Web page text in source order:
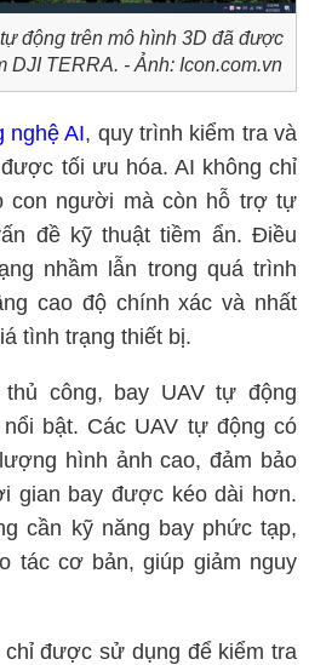
động trên mô hình 3D đã được
DJI TERRA. - Ảnh: Icon.com.vn
nghệ AI, quy trình kiểm tra và
tối ưu hóa. AI không chỉ
con người mà còn hỗ trợ tự
đề kỹ thuật tiềm ẩn. Điều
nhầm lẫn trong quá trình
cao độ chính xác và nhất
tình trạng thiết bị.
công, bay UAV tự động
bật. Các UAV tự động có
hình ảnh cao, đảm bảo
gian bay được kéo dài hơn.
cần kỹ năng bay phức tạp,
tác cơ bản, giúp giảm nguy
được sử dụng để kiểm tra